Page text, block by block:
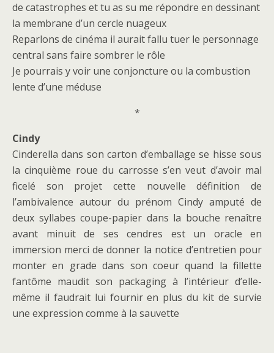
de catastrophes et tu as su me répondre en dessinant
la membrane d’un cercle nuageux
Reparlons de cinéma il aurait fallu tuer le personnage
central sans faire sombrer le rôle
Je pourrais y voir une conjoncture ou la combustion
lente d’une méduse
*
Cindy
Cinderella dans son carton d’emballage se hisse sous
la cinquième roue du carrosse s’en veut d’avoir mal
ficelé son projet cette nouvelle définition de
l’ambivalence autour du prénom Cindy amputé de
deux syllabes coupe-papier dans la bouche renaître
avant minuit de ses cendres est un oracle en
immersion merci de donner la notice d’entretien pour
monter en grade dans son coeur quand la fillette
fantôme maudit son packaging à l’intérieur d’elle-
même il faudrait lui fournir en plus du kit de survie
une expression comme à la sauvette